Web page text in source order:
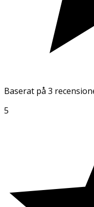
Baserat på 3
5